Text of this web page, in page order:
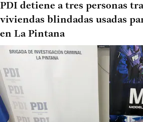
PDI detiene a tres personas
viviendas blindadas usadas
en La Pintana